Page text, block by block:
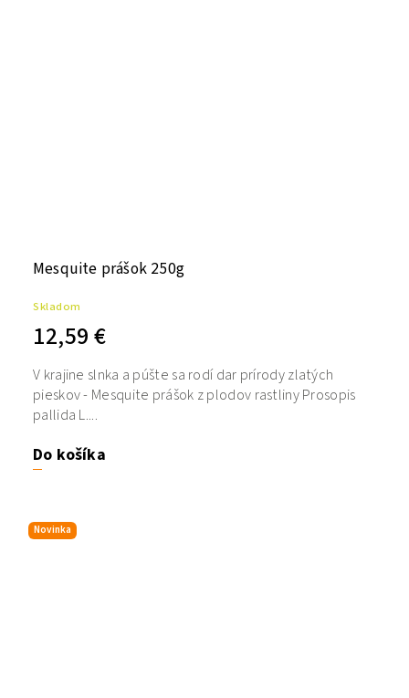
Mesquite prášok 250g
Skladom
12,59 €
Do košíka
V krajine slnka a púšte sa rodí dar prírody zlatých
pieskov - Mesquite prášok z plodov rastliny Prosopis
pallida L....
Novinka